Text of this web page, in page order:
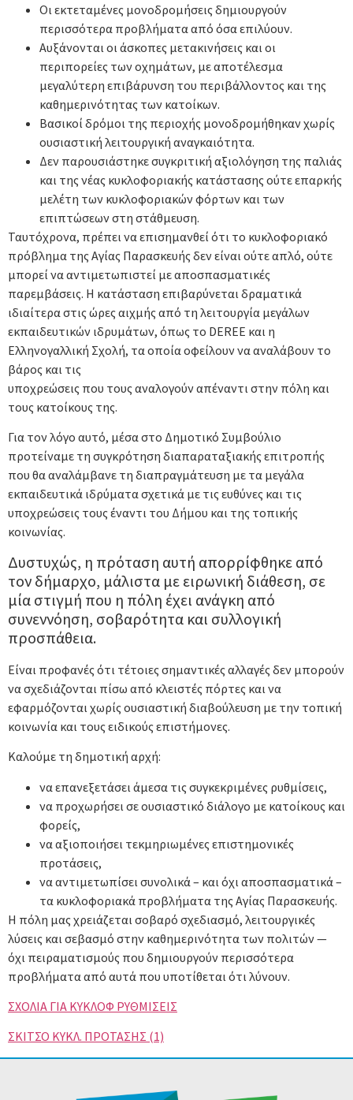
Οι εκτεταμένες μονοδρομήσεις δημιουργούν
περισσότερα προβλήματα από όσα επιλύουν.
Αυξάνονται οι άσκοπες μετακινήσεις και οι
περιπορείες των οχημάτων, με αποτέλεσμα
μεγαλύτερη επιβάρυνση του περιβάλλοντος και της
καθημερινότητας των κατοίκων.
Βασικοί δρόμοι της περιοχής μονοδρομήθηκαν χωρίς
ουσιαστική λειτουργική αναγκαιότητα.
Δεν παρουσιάστηκε συγκριτική αξιολόγηση της παλιάς
και της νέας κυκλοφοριακής κατάστασης ούτε επαρκής
μελέτη των κυκλοφοριακών φόρτων και των
επιπτώσεων στη στάθμευση.
Ταυτόχρονα, πρέπει να επισημανθεί ότι το κυκλοφοριακό
πρόβλημα της Αγίας Παρασκευής δεν είναι ούτε απλό, ούτε
μπορεί να αντιμετωπιστεί με αποσπασματικές
παρεμβάσεις. Η κατάσταση επιβαρύνεται δραματικά
ιδιαίτερα στις ώρες αιχμής από τη λειτουργία μεγάλων
εκπαιδευτικών ιδρυμάτων, όπως το DEREE και η
Ελληνογαλλική Σχολή, τα οποία οφείλουν να αναλάβουν το
βάρος και τις
υποχρεώσεις που τους αναλογούν απέναντι στην πόλη και
τους κατοίκους της.
Για τον λόγο αυτό, μέσα στο Δημοτικό Συμβούλιο
προτείναμε τη συγκρότηση διαπαραταξιακής επιτροπής
που θα αναλάμβανε τη διαπραγμάτευση με τα μεγάλα
εκπαιδευτικά ιδρύματα σχετικά με τις ευθύνες και τις
υποχρεώσεις τους έναντι του Δήμου και της τοπικής
κοινωνίας.
Δυστυχώς, η πρόταση αυτή απορρίφθηκε από
τον δήμαρχο, μάλιστα με ειρωνική διάθεση, σε
μία στιγμή που η πόλη έχει ανάγκη από
συνεννόηση, σοβαρότητα και συλλογική
προσπάθεια.
Είναι προφανές ότι τέτοιες σημαντικές αλλαγές δεν μπορούν
να σχεδιάζονται πίσω από κλειστές πόρτες και να
εφαρμόζονται χωρίς ουσιαστική διαβούλευση με την τοπική
κοινωνία και τους ειδικούς επιστήμονες.
Καλούμε τη δημοτική αρχή:
να επανεξετάσει άμεσα τις συγκεκριμένες ρυθμίσεις,
να προχωρήσει σε ουσιαστικό διάλογο με κατοίκους και
φορείς,
να αξιοποιήσει τεκμηριωμένες επιστημονικές
προτάσεις,
να αντιμετωπίσει συνολικά – και όχι αποσπασματικά –
τα κυκλοφοριακά προβλήματα της Αγίας Παρασκευής.
Η πόλη μας χρειάζεται σοβαρό σχεδιασμό, λειτουργικές
λύσεις και σεβασμό στην καθημερινότητα των πολιτών —
όχι πειραματισμούς που δημιουργούν περισσότερα
προβλήματα από αυτά που υποτίθεται ότι λύνουν.
ΣΧΟΛΙΑ ΓΙΑ ΚΥΚΛΟΦ ΡΥΘΜΙΣΕΙΣ
ΣΚΙΤΣΟ ΚΥΚΛ. ΠΡΟΤΑΣΗΣ (1)